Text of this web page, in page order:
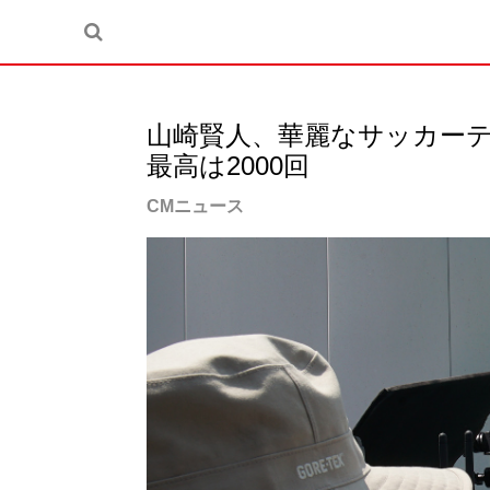
山崎賢人、華麗なサッカ
最高は2000回
CMニュース